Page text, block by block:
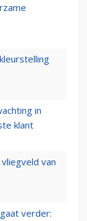
in
klant
van
verder: